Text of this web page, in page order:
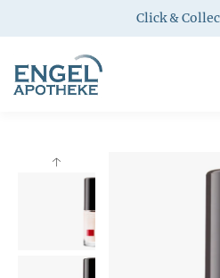
Click &